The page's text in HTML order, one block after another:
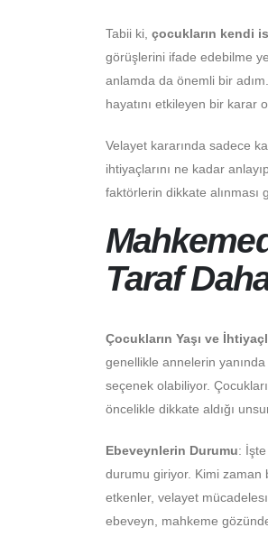
Tabii ki, çocukların kendi
görüşlerini ifade edebilme
anlamda da önemli bir
hayatını etkileyen bir karar
Velayet kararında sadece
ihtiyaçlarını ne kadar
faktörlerin dikkate alınması
Taraf
Çocukların Yaşı ve
genellikle annelerin
seçenek olabiliyor.
öncelikle dikkate aldığı
Ebeveynlerin Durumu:
durumu giriyor. Kimi zaman
etkenler, velayet
ebeveyn, mahkeme